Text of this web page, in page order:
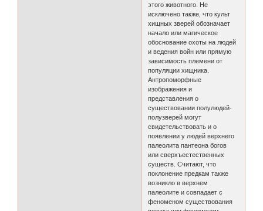
этого животного. Не
исключено также, что культ
хищных зверей обозначает
начало или магическое
обоснование охоты на людей
и ведения войн или прямую
зависимость племени от
популяции хищника.
Антропоморфные
изображения и
представления о
существовании полулюдей-
полузверей могут
свидетельствовать и о
появлении у людей верхнего
палеолита пантеона богов
или сверхъестественных
существ. Считают, что
поклонение предкам также
возникло в верхнем
палеолите и совпадает с
феноменом существования